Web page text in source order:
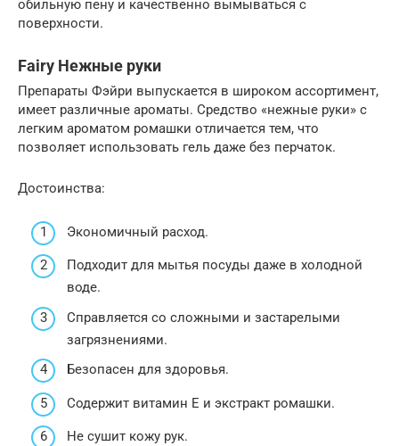
обильную пену и качественно вымываться с
поверхности.
Fairy Нежные руки
Препараты Фэйри выпускается в широком ассортимент,
имеет различные ароматы. Средство «нежные руки» с
легким ароматом ромашки отличается тем, что
позволяет использовать гель даже без перчаток.
Достоинства:
Экономичный расход.
Подходит для мытья посуды даже в холодной
воде.
Справляется со сложными и застарелыми
загрязнениями.
Безопасен для здоровья.
Содержит витамин Е и экстракт ромашки.
Не сушит кожу рук.